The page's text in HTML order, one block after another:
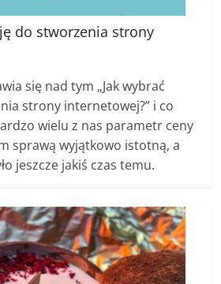
do stworzenia strony
się nad tym „Jak wybrać
strony internetowej?” i co
wielu z nas parametr ceny
sprawą wyjątkowo istotną, a
jeszcze jakiś czas temu.